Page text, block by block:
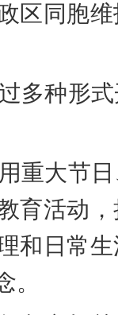
区同胞
多种形式
重大节日
育活动
和日常
。